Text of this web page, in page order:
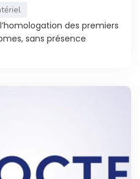
des premiers
sans présence